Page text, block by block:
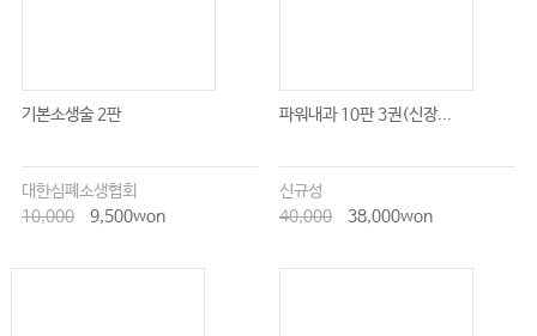
기본소생술 2판
대한심폐소생협회
10,000
9,500won
파워내과 10판 3권(신장...
신규성
40,000
38,000won